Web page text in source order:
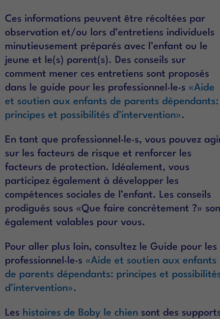
Ces informations peuvent être récoltées par
observation et/ou lors d’entretiens individuels
minutieusement préparés avec l’enfant ou le
jeune et le(s) parent(s). Des conseils sur
comment mener ces entretiens sont proposés
dans le guide pour les professionnel·le·s «Aide
et soutien aux enfants de parents dépendants:
principes et possibilités d’intervention».
En tant que professionnel·le·s, vous pouvez
sur les facteurs de risque et renforcer les
facteurs de protection. Idéalement, vous
participez également à développer les
compétences sociales de l’enfant. Les conseils
prodigués sous «Que faire concrètement ?»
également valables pour vous.
Pour aller plus loin, consultez le Guide pour les
professionnel·le·s «Aide et soutien aux enfants
de parents dépendants: principes et
d’intervention».
Les histoires de Boby le chien sont des